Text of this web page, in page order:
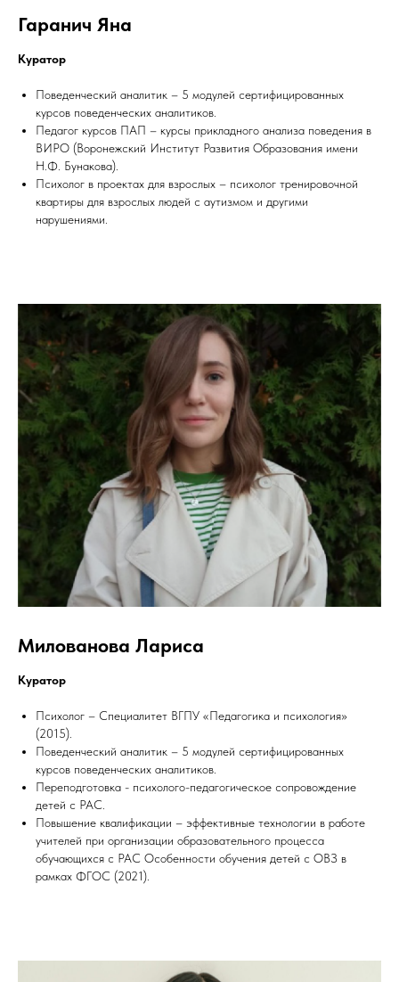
Гаранич Яна
Куратор
Поведенческий аналитик – 5 модулей сертифицированных
курсов поведенческих аналитиков.
Педагог курсов ПАП – курсы прикладного анализа поведения в
ВИРО (Воронежский Институт Развития Образования имени
Н.Ф. Бунакова).
Психолог в проектах для взрослых – психолог тренировочной
квартиры для взрослых людей с аутизмом и другими
нарушениями.
Милованова Лариса
Куратор
Психолог – Специалитет ВГПУ «Педагогика и психология»
(2015).
Поведенческий аналитик – 5 модулей сертифицированных
курсов поведенческих аналитиков.
Переподготовка - психолого-педагогическое сопровождение
детей с РАС.
Повышение квалификации – эффективные технологии в работе
учителей при организации образовательного процесса
обучающихся с РАС Особенности обучения детей с ОВЗ в
рамках ФГОС (2021).